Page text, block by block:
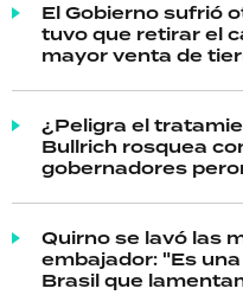
El Gobierno sufrió
tuvo que retirar el
mayor venta de
¿Peligra el
Bullrich rosquea
gobernadores
Quirno se lavó las
embajador: "Es
Brasil que